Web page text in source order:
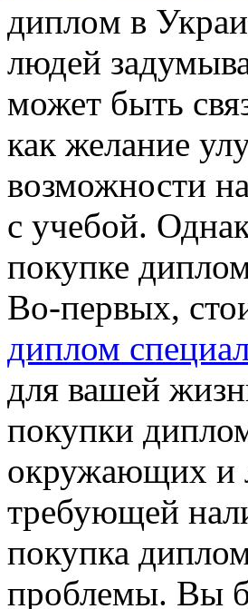
диплoм в
людей
может быть
как желание
возможности
с учебой.
покупке
Во-первых,
диплом
для вашей
покупки
окружающих и
требующей
покупка
проблемы. Вы